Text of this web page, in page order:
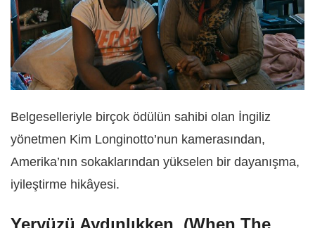
Belgeselleriyle birçok ödülün sahibi olan İngiliz
yönetmen Kim Longinotto’nun kamerasından,
Amerika’nın sokaklarından yükselen bir dayanışma,
iyileştirme hikâyesi.